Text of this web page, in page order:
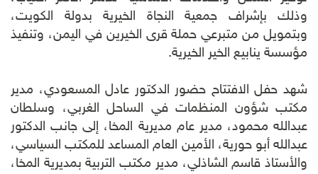
وذلك بإشراف جمعية النجاة الخيرية بدولة الكويت،
وبتمويل من متبرعي حملة قرى الخيرين في اليمن، وتنفيذ
مؤسسة ينابيع الخير الخيرية.
شهد حفل الافتتاح حضور الدكتور عادل المسعودي، مدير
مكتب شؤون المنظمات في الساحل الغربي، وسلطان
عبدالله محمود، مدير عام مديرية المخا، إلى جانب الدكتور
عبدالله أبو حورية، الأمين العام المساعد للمكتب السياسي،
والأستاذ قاسم الشاذلي، مدير مكتب التربية بمديرية المخا،